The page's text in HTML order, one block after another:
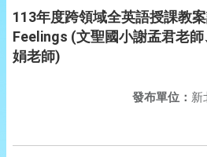
113年度跨領域全英語授課教
Feelings (文聖國小謝孟君老
娟老師)
發布單位： 新